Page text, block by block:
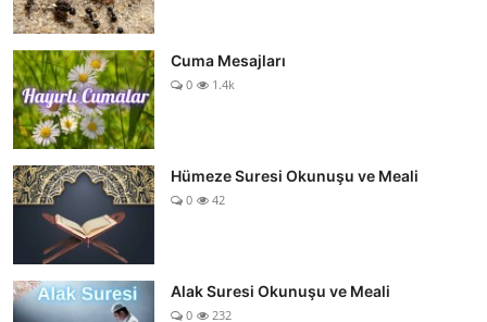
Cuma Mesajları
0 1.4k
Hümeze Suresi Okunuşu ve Meali
0 42
Alak Suresi Okunuşu ve Meali
0 232